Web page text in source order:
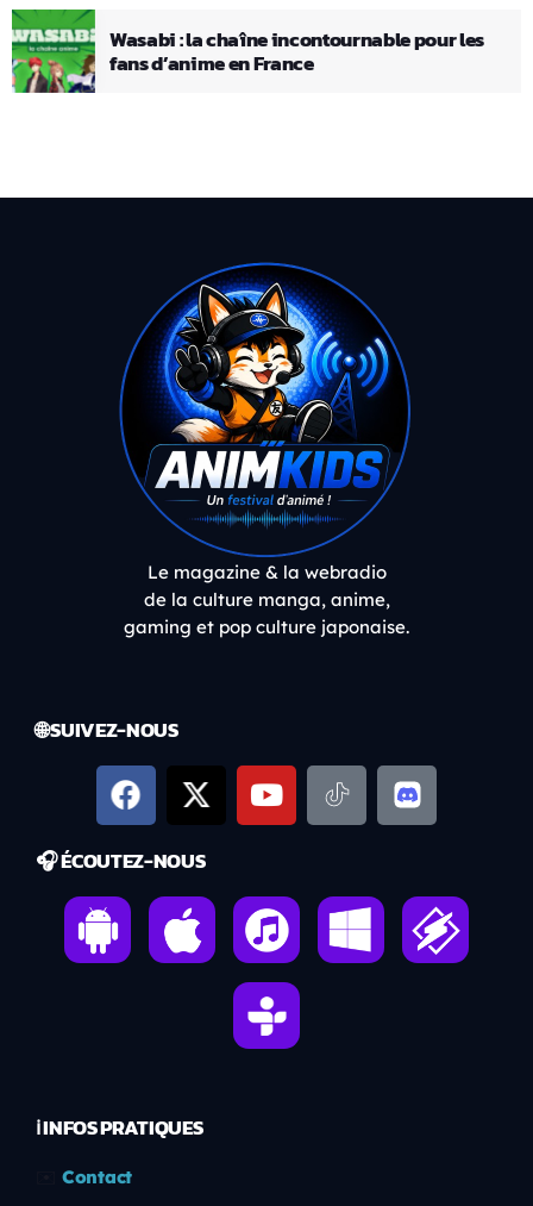
Wasabi : la chaîne incontournable pour les
fans d’anime en France
Le magazine & la webradio
de la culture manga, anime,
gaming et pop culture japonaise.
🌐 SUIVEZ-NOUS
🎧 ÉCOUTEZ-NOUS
ℹ️ INFOS PRATIQUES
Contact